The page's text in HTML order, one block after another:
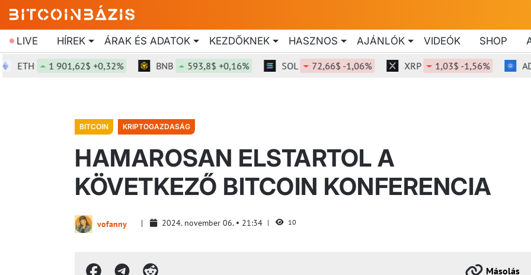
LIVE HÍREK ÁRAK ÉS ADATOK KEZDŐKNEK HASZNOS AJÁNLÓK VIDEÓK SHOP
ETH 1 901,62$ +0,32% BNB 593,8$ +0,16% SOL 72,66$ -1,06% XRP 1,03$ -1,56% ADA
BITCOIN KRIPTOGAZDASÁG
HAMAROSAN ELSTARTOL A
KÖVETKEZŐ BITCOIN KONFERENCIA
vofanny 2024. november 06. 21:34 10
Másolás